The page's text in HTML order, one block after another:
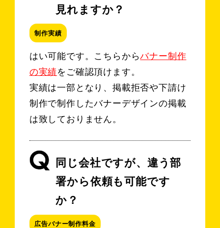
見れますか？
制作実績
はい可能です。こちらからバナー制作
の実績をご確認頂けます。
実績は一部となり、掲載拒否や下請け
制作で制作したバナーデザインの掲載
は致しておりません。
同じ会社ですが、違う部
署から依頼も可能です
か？
広告バナー制作料金